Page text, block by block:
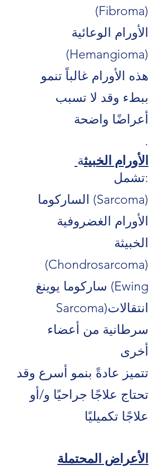
(Fibroma)
الأورام الوعائية
(Hemangioma)
هذه الأورام غالباً تنمو
ببطء وقد لا تسبب
أعراضًا واضحة
.
الأورام الخبيثة
تشمل:
الساركوما (Sarcoma)
الأورام الغضروفية
الخبيثة
(Chondrosarcoma)
ساركوما يوينغ (Ewing
Sarcoma)انتقالات
سرطانية من أعضاء
أخرى
تتميز عادةً بنمو أسرع وقد
تحتاج علاجًا جراحيًا و/أو
علاجًا تكميليًا
الأعراض المحتملة